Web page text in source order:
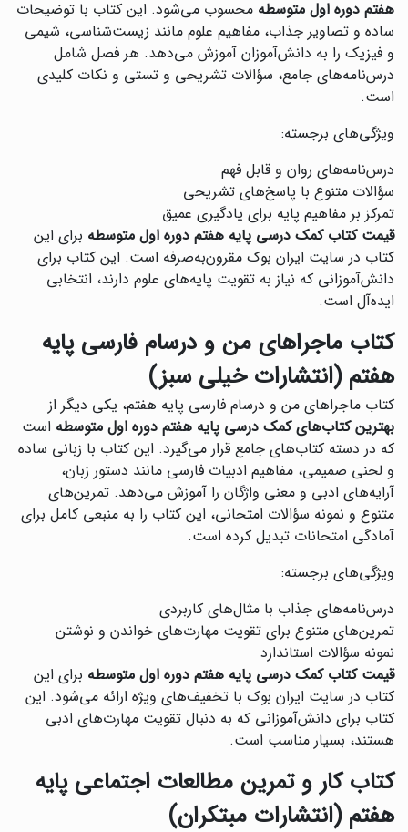
هفتم دوره اول متوسطه محسوب می‌شود. این کتاب با توضیحات
ساده و تصاویر جذاب، مفاهیم علوم مانند زیست‌شناسی، شیمی
و فیزیک را به دانش‌آموزان آموزش می‌دهد. هر فصل شامل
درس‌نامه‌های جامع، سؤالات تشریحی و تستی و نکات کلیدی
است.
ویژگی‌های برجسته:
درس‌نامه‌های روان و قابل فهم
سؤالات متنوع با پاسخ‌های تشریحی
تمرکز بر مفاهیم پایه برای یادگیری عمیق
قیمت کتاب کمک درسی پایه هفتم دوره اول متوسطه برای این
کتاب در سایت ایران بوک مقرون‌به‌صرفه است. این کتاب برای
دانش‌آموزانی که نیاز به تقویت پایه‌های علوم دارند، انتخابی
ایده‌آل است.
کتاب ماجراهای من و درسام فارسی پایه
هفتم (انتشارات خیلی سبز)
کتاب ماجراهای من و درسام فارسی پایه هفتم، یکی دیگر از
بهترین کتاب‌های کمک درسی پایه هفتم دوره اول متوسطه است
که در دسته کتاب‌های جامع قرار می‌گیرد. این کتاب با زبانی ساده
و لحنی صمیمی، مفاهیم ادبیات فارسی مانند دستور زبان،
آرایه‌های ادبی و معنی واژگان را آموزش می‌دهد. تمرین‌های
متنوع و نمونه سؤالات امتحانی، این کتاب را به منبعی کامل برای
آمادگی امتحانات تبدیل کرده است.
ویژگی‌های برجسته:
درس‌نامه‌های جذاب با مثال‌های کاربردی
تمرین‌های متنوع برای تقویت مهارت‌های خواندن و نوشتن
نمونه سؤالات استاندارد
قیمت کتاب کمک درسی پایه هفتم دوره اول متوسطه برای این
کتاب در سایت ایران بوک با تخفیف‌های ویژه ارائه می‌شود. این
کتاب برای دانش‌آموزانی که به دنبال تقویت مهارت‌های ادبی
هستند، بسیار مناسب است.
کتاب کار و تمرین مطالعات اجتماعی پایه
هفتم (انتشارات مبتکران)